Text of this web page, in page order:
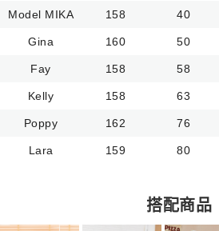
Model MIKA 158 40
Gina 160 50
Fay 158 58
Kelly 158 63
Poppy 162 76
Lara 159 80
搭配商品